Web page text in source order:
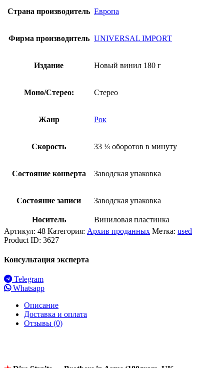
Страна производитель Европа
Фирма производитель UNIVERSAL IMPORT
Издание Новый винил 180 г
Моно/Стерео: Стерео
Жанр Рок
Скорость 33 ⅓ оборотов в минуту
Состояние конверта Заводская упаковка
Состояние записи Заводская упаковка
Носитель
Виниловая пластинка
Артикул: 48 Категория: Архив проданных Метка: used
Product ID: 3627
Консультация эксперта
Telegram
Whatsapp
Описание
Доставка и оплата
Отзывы (0)